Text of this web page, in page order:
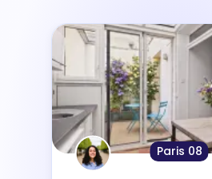
Paris 08